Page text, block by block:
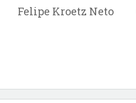
Felipe Kroetz Neto